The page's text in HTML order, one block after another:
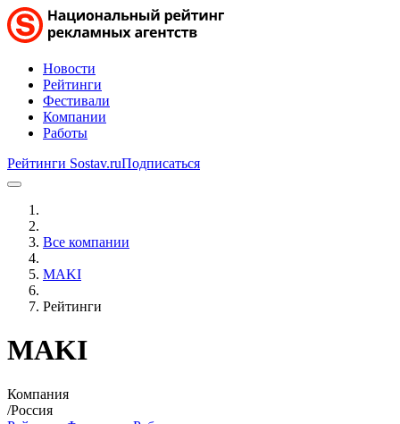
Новости
Рейтинги
Фестивали
Компании
Работы
Рейтинги Sostav.ruПодписаться
Все компании
MAKI
Рейтинги
MAKI
Компания
/Россия